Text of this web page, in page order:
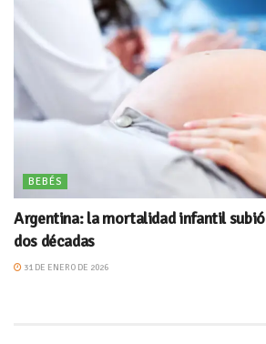
BEBÉS
Argentina: la mortalidad infantil
dos décadas
31 DE ENERO DE 2026